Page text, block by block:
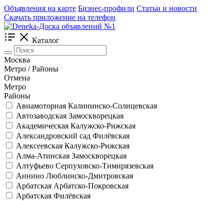
Объявления на карте Бизнес-профили Статьи и новости
Скачать приложение на телефон
Каталог
Москва
Метро / Районы
Отмена
Метро
Районы
Авиамоторная Калининско-Солнцевская
Автозаводская Замоскворецкая
Академическая Калужско-Рижская
Александровский сад Филёвская
Алексеевская Калужско-Рижская
Алма-Атинская Замоскворецкая
Алтуфьево Серпуховско-Тимирязевская
Аннино Люблинско-Дмитровская
Арбатская Арбатско-Покровская
Арбатская Филёвская